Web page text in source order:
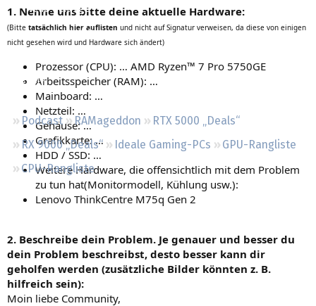
Neue Beiträge
Neueste Aktivitäten
Regeln
Podcast RAMageddon
RTX 5000 „Deals“
RX 9000 „Deals“
Ideale Gaming-PCs
GPU-Rangliste
CPU-Rangliste
1. Nenne uns bitte deine aktuelle Hardware:
(Bitte tatsächlich hier auflisten und nicht auf Signatur verweisen, da diese von einigen
nicht gesehen wird und Hardware sich ändert)
Prozessor (CPU): … AMD Ryzen™ 7 Pro 5750GE
Arbeitsspeicher (RAM): …
Mainboard: …
Netzteil: …
Gehäuse: …
Grafikkarte: …
HDD / SSD: …
Weitere Hardware, die offensichtlich mit dem Problem
zu tun hat(Monitormodell, Kühlung usw.):
Lenovo ThinkCentre M75q Gen 2
2. Beschreibe dein Problem. Je genauer und besser du
dein Problem beschreibst, desto besser kann dir
geholfen werden (zusätzliche Bilder könnten z. B.
hilfreich sein):
Moin liebe Community,